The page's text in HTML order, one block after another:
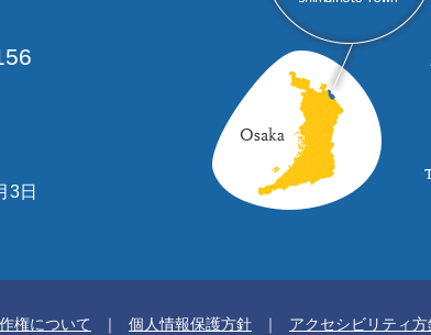
3日
権について 個人情報保護方針 アクセシビリティ方